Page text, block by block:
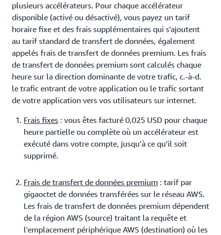
plusieurs accélérateurs. Pour chaque accélérateur
disponible (activé ou désactivé), vous payez un tarif
horaire fixe et des frais supplémentaires qui s'ajoutent
au tarif standard de transfert de données, également
appelés frais de transfert de données premium. Les frais
de transfert de données premium sont calculés chaque
heure sur la direction dominante de votre trafic, c.-à-d.
le trafic entrant de votre application ou le trafic sortant
de votre application vers vos utilisateurs sur internet.
Frais fixes : vous êtes facturé 0,025 USD pour chaque
heure partielle ou complète où un accélérateur est
exécuté dans votre compte, jusqu’à ce qu’il soit
supprimé.
Frais de transfert de données premium : tarif par
gigaoctet de données transférées sur le réseau AWS.
Les frais de transfert de données premium dépendent
de la région AWS (source) traitant la requête et
l'emplacement périphérique AWS (destination) où les